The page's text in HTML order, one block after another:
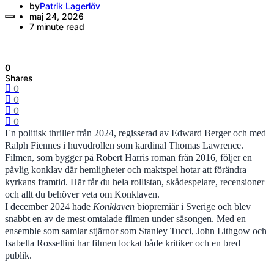
byPatrik Lagerlöv
maj 24, 2026
7 minute read
0
Shares
0
0
0
0
En politisk thriller från 2024, regisserad av Edward Berger och med
Ralph Fiennes i huvudrollen som kardinal Thomas Lawrence.
Filmen, som bygger på Robert Harris roman från 2016, följer en
påvlig konklav där hemligheter och maktspel hotar att förändra
kyrkans framtid. Här får du hela rollistan, skådespelare, recensioner
och allt du behöver veta om Konklaven.
I december 2024 hade Konklaven biopremiär i Sverige och blev
snabbt en av de mest omtalade filmen under säsongen. Med en
ensemble som samlar stjärnor som Stanley Tucci, John Lithgow och
Isabella Rossellini har filmen lockat både kritiker och en bred
publik.